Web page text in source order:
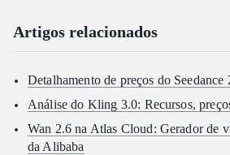
Artigos relacionados
Detalhamento de preços do Seedance
Análise do Kling 3.0: Recursos,
Wan 2.6 na Atlas Cloud: Gerador de
da Alibaba